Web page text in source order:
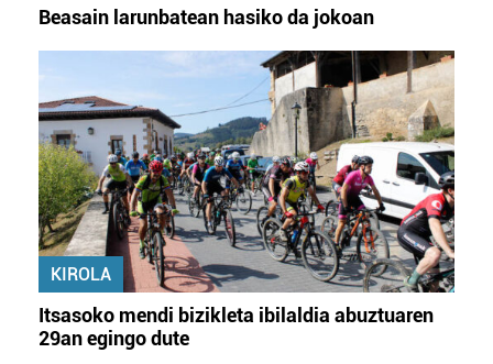
Beasain larunbatean hasiko da jokoan
KIROLA
Itsasoko mendi bizikleta ibilaldia abuztuaren
29an egingo dute